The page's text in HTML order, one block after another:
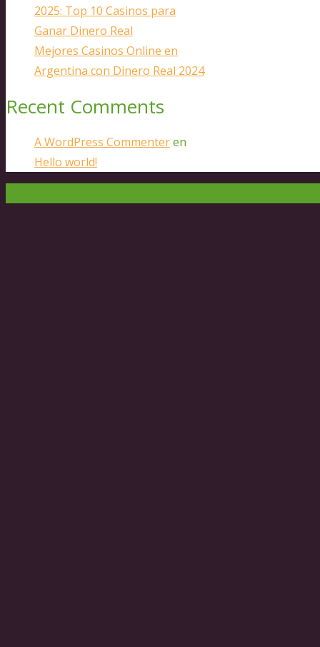
2025: Top 10 Casinos para
Ganar Dinero Real
Mejores Casinos Online en
Argentina con Dinero Real 2024
Recent Comments
A WordPress Commenteren
Hello world!